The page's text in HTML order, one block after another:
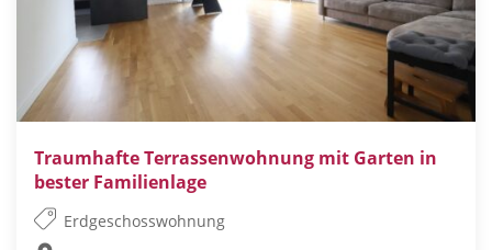
Traumhafte Terrassenwohnung mit Garten in
bester Familienlage
Erdgeschosswohnung